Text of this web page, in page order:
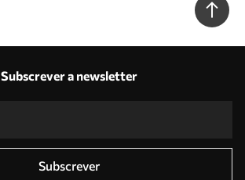
Subscrever a newsletter
Subscrever